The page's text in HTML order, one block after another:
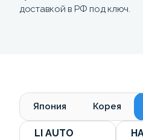
доставкой в РФ под ключ.
Япония Корея
LI AUTO